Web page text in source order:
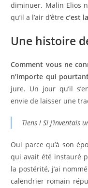
diminuer. Malin Elios
qu’il a l’air d’être c’est
Une histoire
Comment vous ne
n’importe qui
jure. Un jour qu’il
envie de laisser une
Tiens ! Si j’inventais
Oui parce qu’à son
qui avait été instauré
la postérité, j’ai nommé
calendrier romain